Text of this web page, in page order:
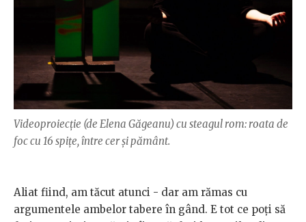
Videoproiecție (de Elena Găgeanu) cu steagul rom: roata de
foc cu 16 spițe, între cer și pământ.
Aliat fiind, am tăcut atunci - dar am rămas cu
argumentele ambelor tabere în gând. E tot ce poți să